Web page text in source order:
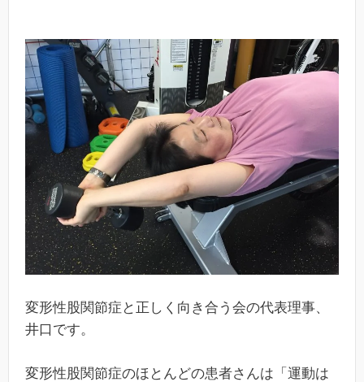
変形性股関節症と正しく向き合う会の代表理事、
井口です。
変形性股関節症のほとんどの患者さんは「運動は